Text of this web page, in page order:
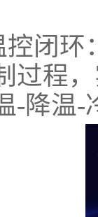
控闭环
过程
-降温-